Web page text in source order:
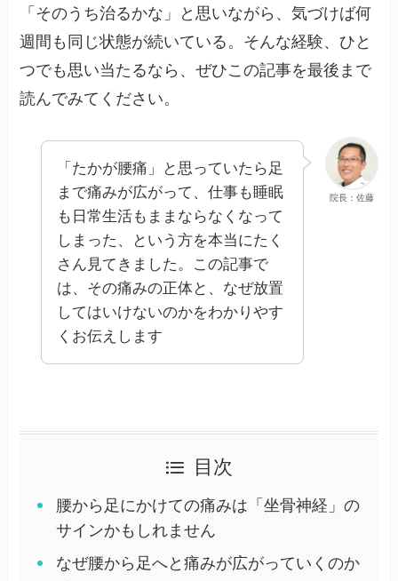
「そのうち治るかな」と思いながら、気づけば何
週間も同じ状態が続いている。そんな経験、ひと
つでも思い当たるなら、ぜひこの記事を最後まで
読んでみてください。
院長：佐藤
「たかが腰痛」と思っていたら足
まで痛みが広がって、仕事も睡眠
も日常生活もままならなくなって
しまった、という方を本当にたく
さん見てきました。この記事で
は、その痛みの正体と、なぜ放置
してはいけないのかをわかりやす
くお伝えします
目次
腰から足にかけての痛みは「坐骨神経」の
サインかもしれません
なぜ腰から足へと痛みが広がっていくのか